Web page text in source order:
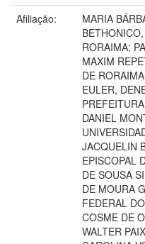
Afiliação:
MARIA
RORAIMA;
MAXIM
DE
EULER,
DANIEL
JACQUELIN
EPISCOPAL
DE SOUSA
DE MOURA
FEDERAL
COSME DE
WALTER